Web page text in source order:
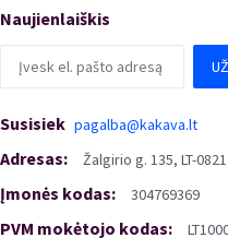
Naujienlaiškis
Susisiek pagalba@kakava.lt
Adresas: Žalgirio g. 135, LT-
Įmonės kodas: 304769369
PVM mokėtojo kodas: